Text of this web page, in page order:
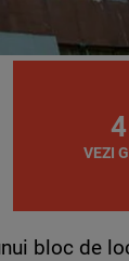
VEZI
bloc de